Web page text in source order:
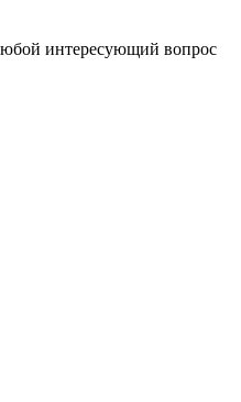
интересующий вопрос